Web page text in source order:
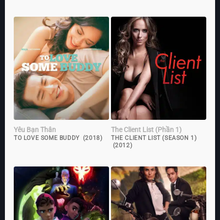
Yêu Bạn Thân
TO LOVE SOME BUDDY (2018)
The Client List (Phần 1)
THE CLIENT LIST (SEASON 1)
(2012)